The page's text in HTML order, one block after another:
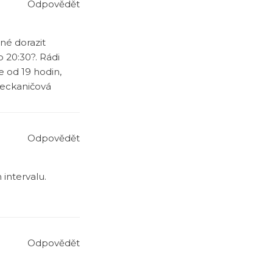
dorazit
Rádi
od 19 hodin,
Odpovědět
intervalu.
Odpovědět
Odpovědět